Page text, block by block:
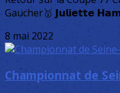
Gaucher🥇 𝗝𝘂𝗹𝗶𝗲𝘁𝘁𝗲
8 mai 2022
Championnat de